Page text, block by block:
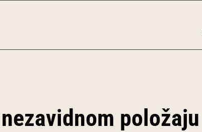
položaju